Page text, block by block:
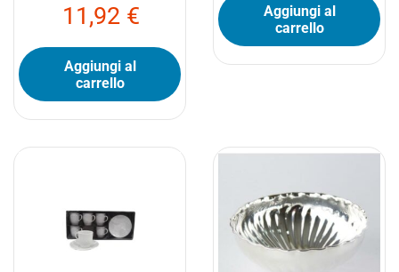
11,92 €
Aggiungi al
carrello
Aggiungi al
carrello